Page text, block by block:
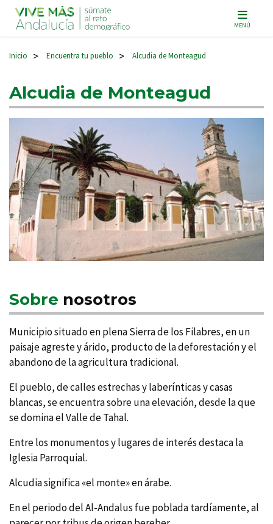
Navegación principal MENÚ
Inicio > Encuentra tu pueblo > Alcudia de Monteagud
Alcudia de Monteagud
Sobre nosotros
Municipio situado en plena Sierra de los Filabres, en un
paisaje agreste y árido, producto de la deforestación y el
abandono de la agricultura tradicional.
El pueblo, de calles estrechas y laberí­nticas y casas
blancas, se encuentra sobre una elevación, desde la que
se domina el Valle de Tahal.
Entre los monumentos y lugares de interés destaca la
Iglesia Parroquial.
Alcudia significa «el monte» en árabe.
En el periodo del Al-Andalus fue poblada tardí­amente, al